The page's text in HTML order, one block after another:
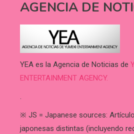
AGENCIA DE
YEA es la Agencia de Noticias de
ENTERTAINMENT AGENCY.
.
※ JS = Japanese sources:
japonesas distintas (incluyendo